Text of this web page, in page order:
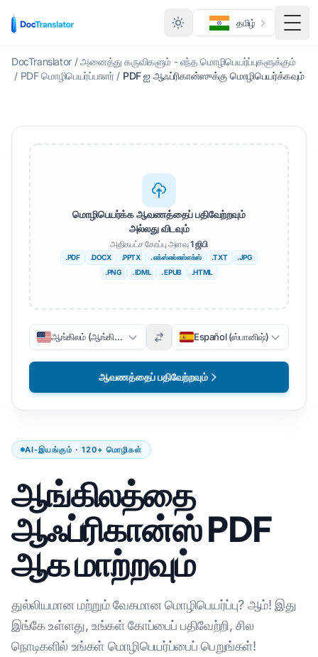
தமிழ்
DocTranslator / அனைத்து கருவிகளும் - எந்த மொழிபெயர்ப்புகளுக்கும்
/ PDF மொழிபெயர்ப்பாளர் / PDF ஐ ஆஃப்ரிகான்ஸுக்கு மொழிபெயர்க்கவும்
AI-இயங்கும் · 120+ மொழிகள்
ஆங்கிலத்தை
ஆஃப்ரிகான்ஸ் PDF
ஆக மாற்றவும்
துல்லியமான மற்றும் வேகமான மொழிபெயர்ப்பு? ஆம்! இது
இங்கே உள்ளது, உங்கள் கோப்பைப் பதிவேற்றி, சில
நொடிகளில் உங்கள் மொழிபெயர்ப்பைப் பெறுங்கள்!
மொழிபெயர்க்க ஆவணத்தைப் பதிவேற்றவும்
அல்லது விடவும்
அதிகபட்ச கோப்பு அளவு1 ஜிபி
.PDF .DOCX .PPTX . எக்ஸ்எல்எஸ்எக்ஸ் .TXT
.JPG
.PNG
. IDML . EPUB .HTML
ஆங்கிலம் (ஆங்கிலம்) Español (ஸ்பானிஷ்)
ஆவணத்தைப் பதிவேற்றவும்